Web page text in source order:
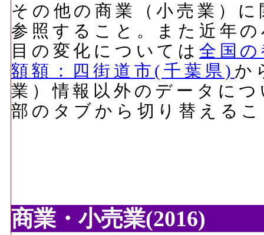
その他の商業（小売業）
参照すること。また近年
目の変化については 全国
額額：四街道市(千葉県) か
業）情報以外のデータに
部のタブから切り替える
商業・小売業(2016)